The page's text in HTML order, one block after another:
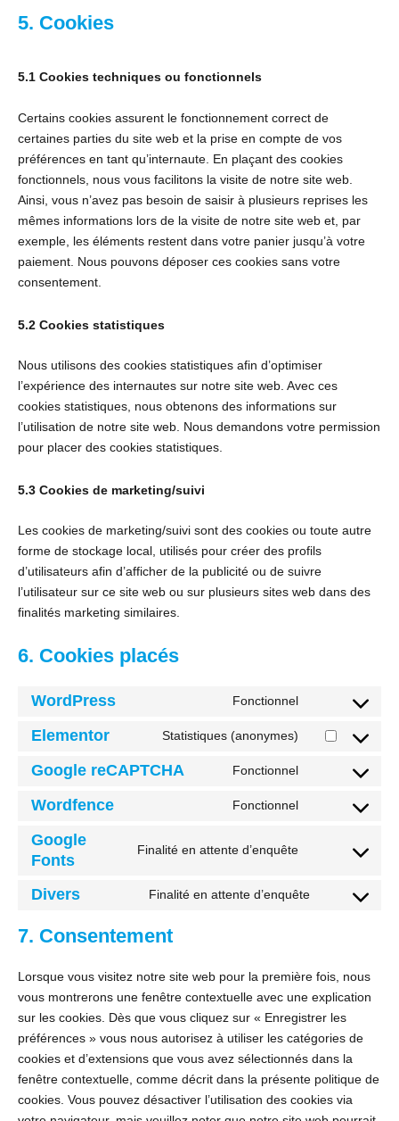
5. Cookies
5.1 Cookies techniques ou fonctionnels
Certains cookies assurent le fonctionnement correct de
certaines parties du site web et la prise en compte de vos
préférences en tant qu’internaute. En plaçant des cookies
fonctionnels, nous vous facilitons la visite de notre site web.
Ainsi, vous n’avez pas besoin de saisir à plusieurs reprises les
mêmes informations lors de la visite de notre site web et, par
exemple, les éléments restent dans votre panier jusqu’à votre
paiement. Nous pouvons déposer ces cookies sans votre
consentement.
5.2 Cookies statistiques
Nous utilisons des cookies statistiques afin d’optimiser
l’expérience des internautes sur notre site web. Avec ces
cookies statistiques, nous obtenons des informations sur
l’utilisation de notre site web. Nous demandons votre permission
pour placer des cookies statistiques.
5.3 Cookies de marketing/suivi
Les cookies de marketing/suivi sont des cookies ou toute autre
forme de stockage local, utilisés pour créer des profils
d’utilisateurs afin d’afficher de la publicité ou de suivre
l’utilisateur sur ce site web ou sur plusieurs sites web dans des
finalités marketing similaires.
6. Cookies placés
WordPress Fonctionnel
Elementor Statistiques (anonymes)
Google reCAPTCHA Fonctionnel
Wordfence Fonctionnel
Google
Fonts
Finalité en attente d’enquête
Divers Finalité en attente d’enquête
7. Consentement
Lorsque vous visitez notre site web pour la première fois, nous
vous montrerons une fenêtre contextuelle avec une explication
sur les cookies. Dès que vous cliquez sur « Enregistrer les
préférences » vous nous autorisez à utiliser les catégories de
cookies et d’extensions que vous avez sélectionnés dans la
fenêtre contextuelle, comme décrit dans la présente politique de
cookies. Vous pouvez désactiver l’utilisation des cookies via